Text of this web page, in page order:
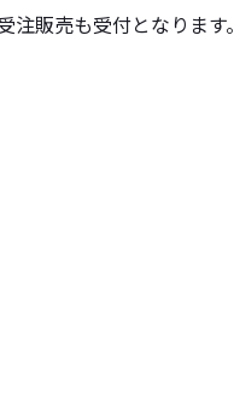
販売も受付となります。